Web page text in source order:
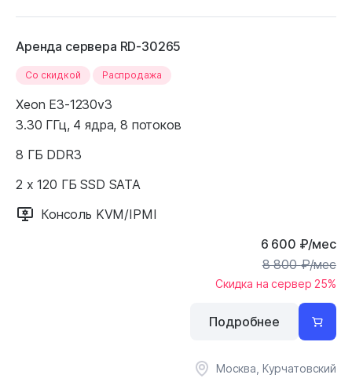
Аренда сервера RD-30265
Cо скидкой Распродажа
Xeon E3-1230v3
3.30 ГГц, 4 ядра, 8 потоков
8 ГБ DDR3
2 x 120 ГБ SSD SATA
Консоль KVM/IPMI
6 600 ₽/мес
8 800₽/мес
Скидка на сервер 25%
Москва, Курчатовский
Подробнее